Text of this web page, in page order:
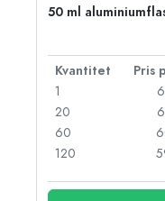
50 ml
Kvantitet
1
20
60
120